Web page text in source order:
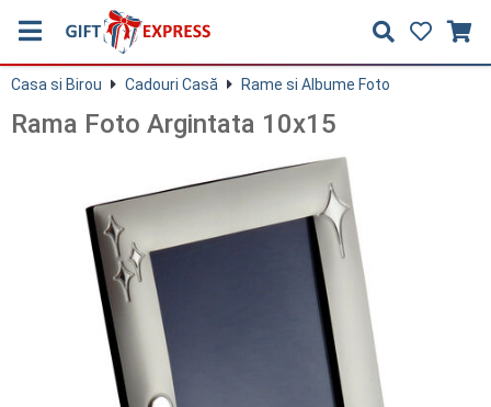
Casa si Birou Cadouri Casă Rame si Albume Foto
Rama Foto Argintata 10x15